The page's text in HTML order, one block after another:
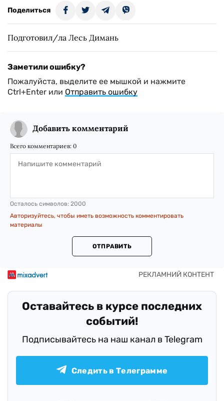
Поделиться
Подготовил/ла Лесь Димань
Заметили ошибку?
Пожалуйста, выделите ее мышкой и нажмите
Ctrl+Enter или Отправить ошибку
Добавить комментарий
Всего комментариев: 0
Осталось символов: 2000
Авторизуйтесь, чтобы иметь возможность комментировать
материалы
ОТПРАВИТЬ
Оставайтесь в курсе последних
событий!
Подписывайтесь на наш канал в Telegram
Следить в Телеграмме